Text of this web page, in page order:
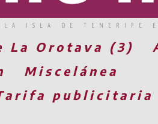
LA ISLA DE TENERIFE
La Orotava (3)
Miscelánea
publicitaria